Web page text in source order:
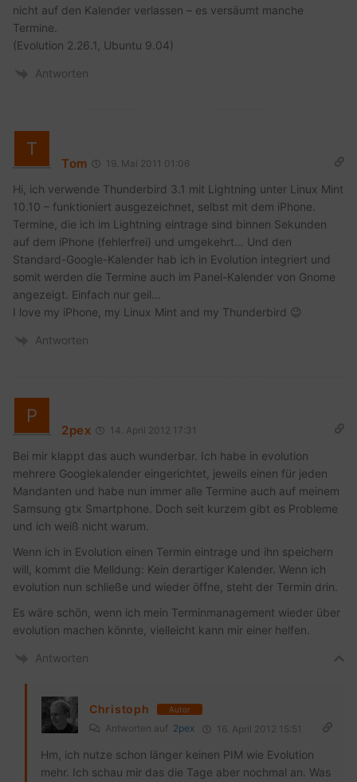
nicht auf den Kalender verlassen – es versäumt manche
Termine.
(Evolution 2.26.1, Ubuntu 9.04)
Antworten
Tom 19. Mai 2011 01:06
Hi, ich verwende Thunderbird 3.1 mit Lightning unter Linux Mint
10.10 – funktioniert ausgezeichnet, selbst mit dem iPhone.
Termine, die ich im Lightning eintrage sind binnen Sekunden
auf dem iPhone (fehlerfrei) und umgekehrt… Und den
Standard-Google-Kalender hab ich in Evolution integriert und
somit werden die Termine auch im Panel-Kalender von Gnome
angezeigt. Einfach nur geil…
I love my iPhone, my Linux Mint and my Thunderbird 😉
Antworten
2pex 14. April 2012 17:31
Bei mir klappt das auch wunderbar. Ich habe in evolution
mehrere Googlekalender eingerichtet, jeweils einen für jeden
Mandanten und habe nun immer alle Termine auch auf meinem
Samsung gtx Smartphone. Doch seit kurzem gibt es Probleme
und ich weiß nicht warum.
Wenn ich in Evolution einen Termin eintrage und ihn speichern
will, kommt die Melldung: Kein derartiger Kalender. Wenn ich
evolution nun schließe und wieder öffne, steht der Termin drin.
Es wäre schön, wenn ich mein Terminmanagement wieder über
evolution machen könnte, vielleicht kann mir einer helfen.
Antworten
Christoph Autor
Antworten auf 2pex 16. April 2012 15:51
Hm, ich nutze schon länger keinen PIM wie Evolution
mehr. Ich schau mir das die Tage aber nochmal an. Was